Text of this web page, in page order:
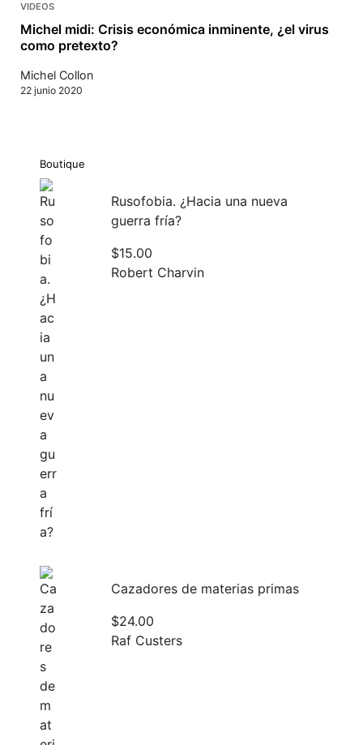
VIDEOS
Michel midi: Crisis económica inminente, ¿el virus
como pretexto?
Michel Collon
22 junio 2020
Boutique
Rusofobia. ¿Hacia una nueva
guerra fría?
$15.00
Robert Charvin
Cazadores de materias primas
$24.00
Raf Custers